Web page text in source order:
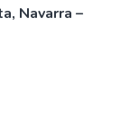
Navarra –